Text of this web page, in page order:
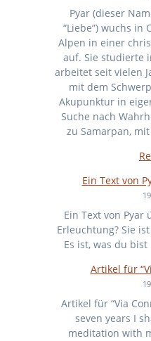
Pyar (dieser
“Liebe”) wuchs in
Alpen in einer
auf. Sie studierte
arbeitet seit vielen
mit dem
Akupunktur in
Suche nach
zu Samarpan,
Ein Text von
Ein Text von Pyar
Erleuchtung? Sie
Es ist, was du
Artikel für
Artikel für “Via
seven years I
meditation with